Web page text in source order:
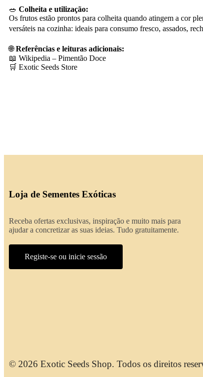
🥗 Colheita e utilização:
Os frutos estão prontos para colheita quando atingem a cor
versáteis na cozinha: ideais para consumo fresco, assados,
🌐Referências e leituras adicionais:
📖 Wikipedia – Pimentão Doce
🛒 Exotic Seeds Store
Loja de Sementes Exóticas
Receba ofertas exclusivas, inspiração e muito mais para
ajudar a concretizar as suas ideias. Tudo gratuitamente.
Registe-se ou inicie sessão
© 2026 Exotic Seeds Shop. Todos os direitos